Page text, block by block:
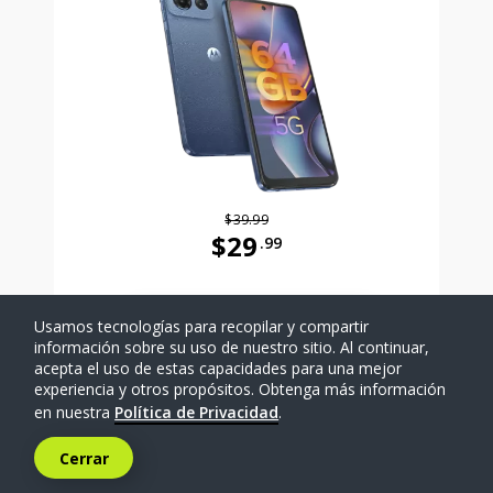
$39.99
$29 .99
SELECCIONAR TELÉFONO
Comparar
Usamos tecnologías para recopilar y compartir
información sobre su uso de nuestro sitio. Al continuar,
acepta el uso de estas capacidades para una mejor
experiencia y otros propósitos. Obtenga más información
en nuestra Política de Privacidad.
Cerrar